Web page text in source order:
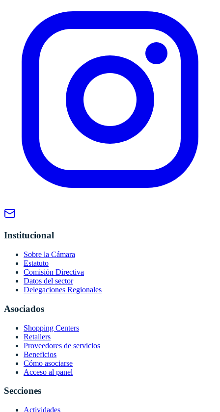
Institucional
Sobre la Cámara
Estatuto
Comisión Directiva
Datos del sector
Delegaciones Regionales
Asociados
Shopping Centers
Retailers
Proveedores de servicios
Beneficios
Cómo asociarse
Acceso al panel
Secciones
Actividades